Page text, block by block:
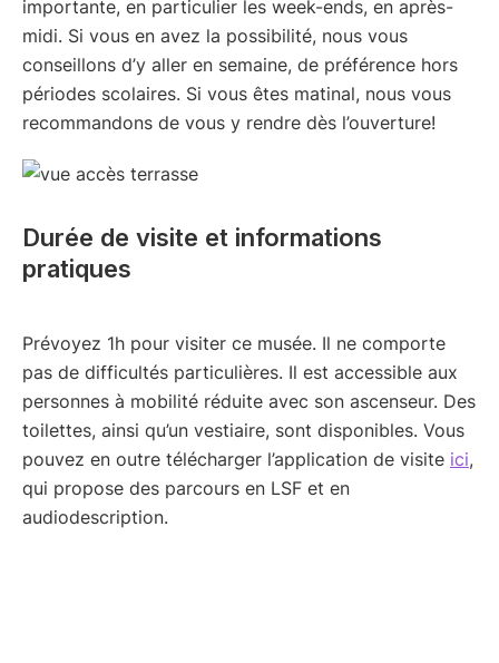
importante, en particulier les week-ends, en après-
midi. Si vous en avez la possibilité, nous vous
conseillons d’y aller en semaine, de préférence hors
périodes scolaires. Si vous êtes matinal, nous vous
recommandons de vous y rendre dès l’ouverture!
Durée de visite et informations
pratiques
Prévoyez 1h pour visiter ce musée. Il ne comporte
pas de difficultés particulières. Il est accessible aux
personnes à mobilité réduite avec son ascenseur. Des
toilettes, ainsi qu’un vestiaire, sont disponibles. Vous
pouvez en outre télécharger l’application de visite ici,
qui propose des parcours en LSF et en
audiodescription.